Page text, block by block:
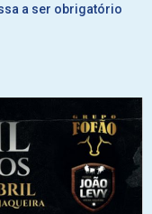
a ser obrigatório